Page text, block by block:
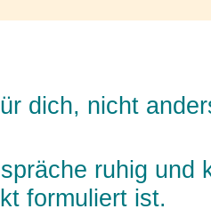
dich, nicht
ruhig und
formuliert ist.